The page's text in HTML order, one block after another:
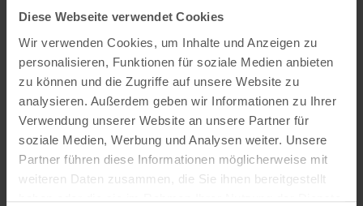
Diese Webseite verwendet Cookies
Wir verwenden Cookies, um Inhalte und Anzeigen zu
personalisieren, Funktionen für soziale Medien anbieten
zu können und die Zugriffe auf unsere Website zu
analysieren. Außerdem geben wir Informationen zu Ihrer
Verwendung unserer Website an unsere Partner für
soziale Medien, Werbung und Analysen weiter. Unsere
Partner führen diese Informationen möglicherweise mit
weiteren Daten zusammen, die Sie ihnen bereitgestellt
haben oder die sie im Rahmen Ihrer Nutzung der Dienste